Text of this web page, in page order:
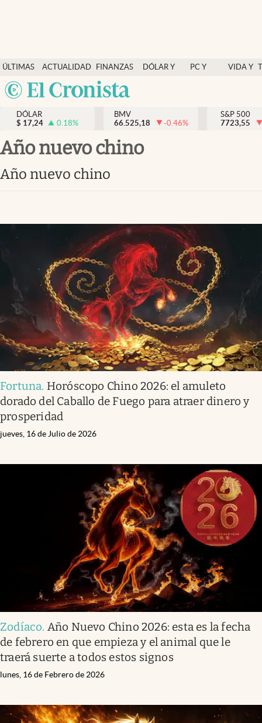
ÚLTIMAS
NOTICIAS
ACTUALIDAD
FINANZAS
Y
ECONOMÍA
DÓLAR Y
PC Y
VIDA Y
México
Actualidad
Finanzas y economía
Dólar y mercados
Opinión
Brand Strategy
Vida y estilo
Espiritualidad
Mediakit
abre en nueva pestaña
México
DÓLAR
$ 17,24 0.18%
BMV
66.525,18
-0.46%
S&P 500
7723,55
Año nuevo chino
Año nuevo chino
Fortuna. Horóscopo Chino 2026: el amuleto
dorado del Caballo de Fuego para atraer dinero y
prosperidad
jueves, 16 de Julio de 2026
Zodíaco. Año Nuevo Chino 2026: esta es la fecha
de febrero en que empieza y el animal que le
traerá suerte a todos estos signos
lunes, 16 de Febrero de 2026